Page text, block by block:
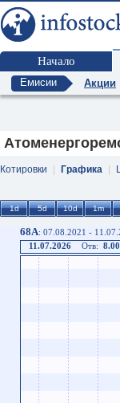
Начало
Емисии Акции
Котировки Графика
68A: 07.08.2021 -
11.07.2026
Отв: 8.00